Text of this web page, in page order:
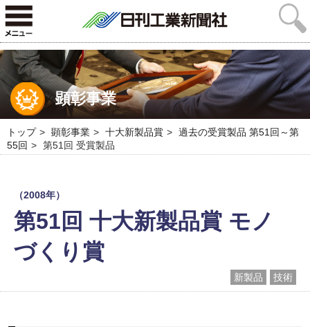
顕彰事業
トップ 顕彰事業 十大新製品賞
過去の受賞製品 第51回～第
55回
第51回 受賞製品
（2008年）
第51回 十大新製品賞 モノ
づくり賞
新製品 技術